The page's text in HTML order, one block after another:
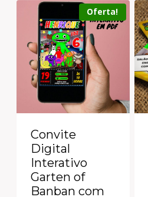
Oferta!
Convite
Digital
Interativo
Garten of
Banban com